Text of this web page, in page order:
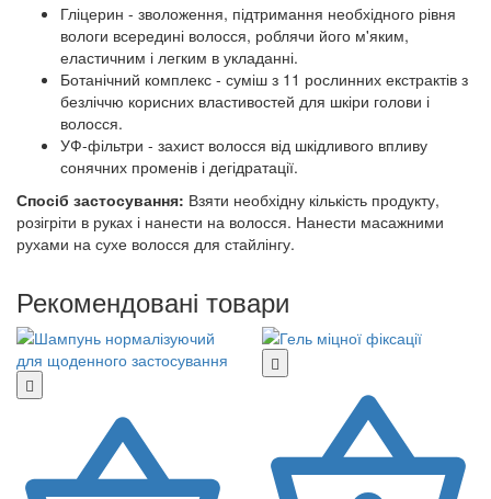
Гліцерин - зволоження, підтримання необхідного рівня
вологи всередині волосся, роблячи його м'яким,
еластичним і легким в укладанні.
Ботанічний комплекс - суміш з 11 рослинних екстрактів з
безліччю корисних властивостей для шкіри голови і
волосся.
УФ-фільтри - захист волосся від шкідливого впливу
сонячних променів і дегідратації.
Спосіб застосування: Взяти необхідну кількість продукту,
розігріти в руках і нанести на волосся. Нанести масажними
рухами на сухе волосся для стайлінгу.
Рекомендовані товари